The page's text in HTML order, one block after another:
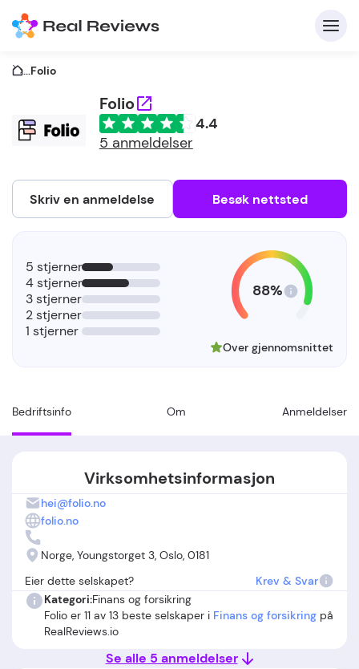
...Folio
Folio
4.4
5 anmeldelser
Skriv en anmeldelse Besøk nettsted
Bedriftsinfo Om Anmeldelser
5 stjerner
4 stjerner
3 stjerner
2 stjerner
1 stjerner
88%
Over gjennomsnittet
Virksomhetsinformasjon
hei@folio.no
folio.no
Norge, Youngstorget 3, Oslo, 0181
Eier dette selskapet?
Krev & Svar
Kategori:Finans og forsikring
Folio er 11 av 13 beste selskaper i Finans og forsikring på
RealReviews.io
Se alle 5 anmeldelser